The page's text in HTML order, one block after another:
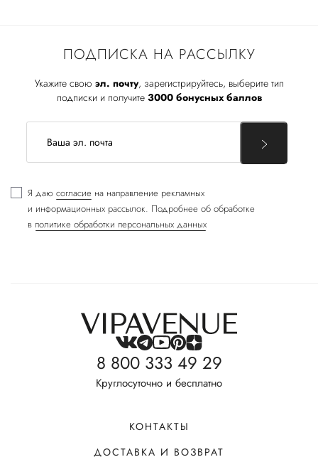
ПОДПИСКА НА РАССЫЛКУ
Укажите свою эл. почту, зарегистрируйтесь, выберите тип
подписки и получите 3000 бонусных баллов
Я даю согласие на направление рекламных
и информационных рассылок. Подробнее об обработке
в политике обработки персональных данных
8 800 333 49 29
Круглосуточно и бесплатно
КОНТАКТЫ
ДОСТАВКА И ВОЗВРАТ